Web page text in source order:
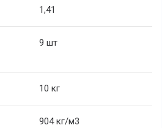
1,41
9 шт
10 кг
904 кг/м3